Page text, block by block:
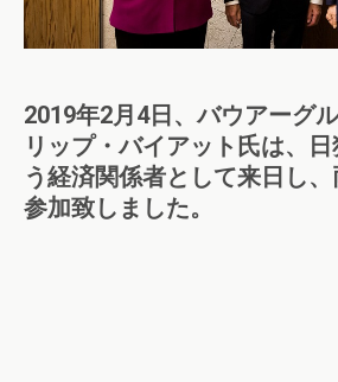
2019年2月4日、バウアーグ
リップ・バイアット氏は、
う経済関係者として来日し
参加致しました。